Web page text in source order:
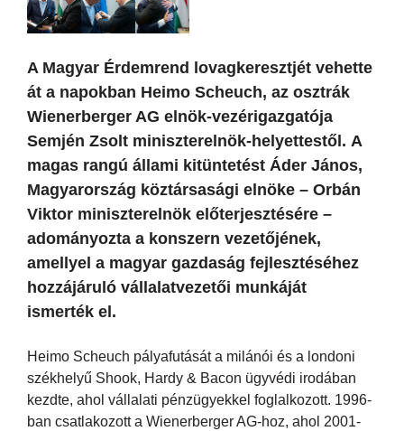
A Magyar Érdemrend lovagkeresztjét vehette
át a napokban Heimo Scheuch, az osztrák
Wienerberger AG elnök-vezérigazgatója
Semjén Zsolt miniszterelnök-helyettestől. A
magas rangú állami kitüntetést Áder János,
Magyarország köztársasági elnöke – Orbán
Viktor miniszterelnök előterjesztésére –
adományozta a konszern vezetőjének,
amellyel a magyar gazdaság fejlesztéséhez
hozzájáruló vállalatvezetői munkáját
ismerték el.
Heimo Scheuch pályafutását a milánói és a londoni
székhelyű Shook, Hardy & Bacon ügyvédi irodában
kezdte, ahol vállalati pénzügyekkel foglalkozott. 1996-
ban csatlakozott a Wienerberger AG-hoz, ahol 2001-